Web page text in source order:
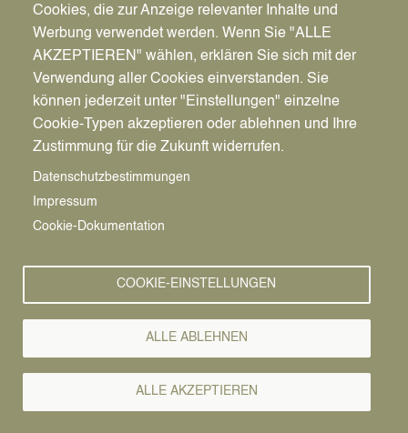
Pfadnavigation
Wirtschaft | Bauen | Umwelt Wirtschaftsförderung News
Wirtschafts-
News
Cookies, die zur Anzeige relevanter Inhalte und
Werbung verwendet werden. Wenn Sie "ALLE
AKZEPTIEREN" wählen, erklären Sie sich mit der
Verwendung aller Cookies einverstanden. Sie
können jederzeit unter "Einstellungen" einzelne
Cookie-Typen akzeptieren oder ablehnen und Ihre
Zustimmung für die Zukunft widerrufen.
Datenschutzbestimmungen
Impressum
Cookie-Dokumentation
COOKIE-EINSTELLUNGEN
ALLE ABLEHNEN
ALLE AKZEPTIEREN